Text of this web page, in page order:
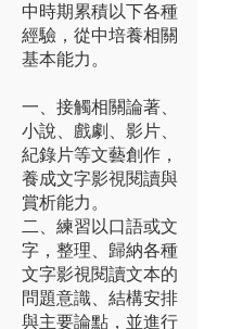
中時期累積以下各種
經驗，從中培養相關
基本能力。
一、接觸相關論著、
小說、戲劇、影片、
紀錄片等文藝創作，
養成文字影視閱讀與
賞析能力。
二、練習以口語或文
字，整理、歸納各種
文字影視閱讀文本的
問題意識、結構安排
與主要論點，並進行